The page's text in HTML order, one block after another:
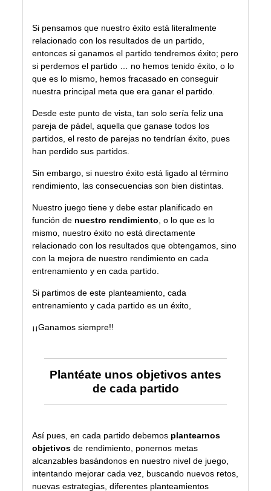
Si pensamos que nuestro éxito está literalmente
relacionado con los resultados de un partido,
entonces si ganamos el partido tendremos éxito; pero
si perdemos el partido … no hemos tenido éxito, o lo
que es lo mismo, hemos fracasado en conseguir
nuestra principal meta que era ganar el partido.
Desde este punto de vista, tan solo sería feliz una
pareja de pádel, aquella que ganase todos los
partidos, el resto de parejas no tendrían éxito, pues
han perdido sus partidos.
Sin embargo, si nuestro éxito está ligado al término
rendimiento, las consecuencias son bien distintas.
Nuestro juego tiene y debe estar planificado en
función de nuestro rendimiento , o lo que es lo
mismo, nuestro éxito no está directamente
relacionado con los resultados que obtengamos, sino
con la mejora de nuestro rendimiento en cada
entrenamiento y en cada partido.
Si partimos de este planteamiento, cada
entrenamiento y cada partido es un éxito,
¡¡Ganamos siempre!!
Plantéate unos objetivos antes
de cada partido
Así pues, en cada partido debemos plantearnos
objetivos de rendimiento, ponernos metas
alcanzables basándonos en nuestro nivel de juego,
intentando mejorar cada vez, buscando nuevos retos,
nuevas estrategias, diferentes planteamientos